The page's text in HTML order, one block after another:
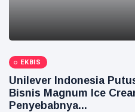
EKBIS
Unilever Indonesia
Bisnis Magnum Ice
Penyebabnya...